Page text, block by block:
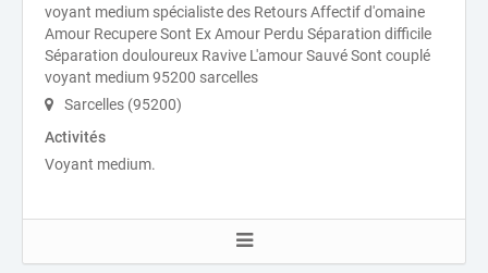
voyant medium spécialiste des Retours Affectif d'omaine
Amour Recupere Sont Ex Amour Perdu Séparation difficile
Séparation douloureux Ravive L'amour Sauvé Sont couplé
voyant medium 95200 sarcelles
Sarcelles (95200)
Activités
Voyant medium.